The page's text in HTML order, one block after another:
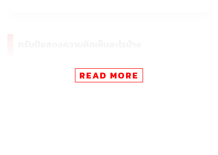
เมื่อคืนนี้ (11 พฤษภาคม) ทรัมป์โพสต์ข้อความสั้นๆ บน Truth
READ MORE